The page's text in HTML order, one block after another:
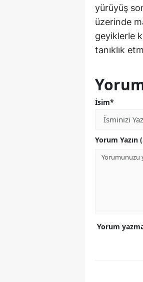
yürüyüş
üzerinde
geyiklerle
tanıklık
İsim*
Yorum Yazın
Yorum